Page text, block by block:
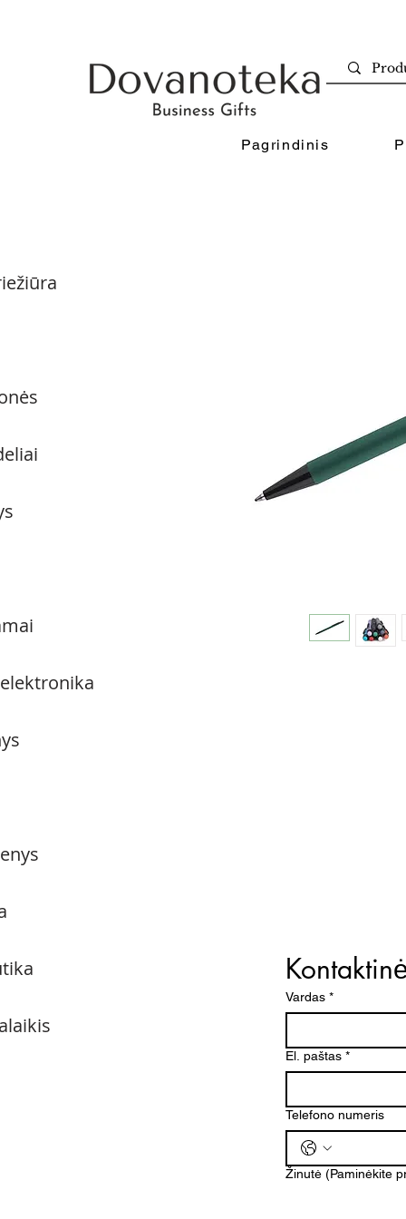
Pagrindinis
Vardas *
El. paštas *
Telefono numeris
Žinutė (Paminėkite